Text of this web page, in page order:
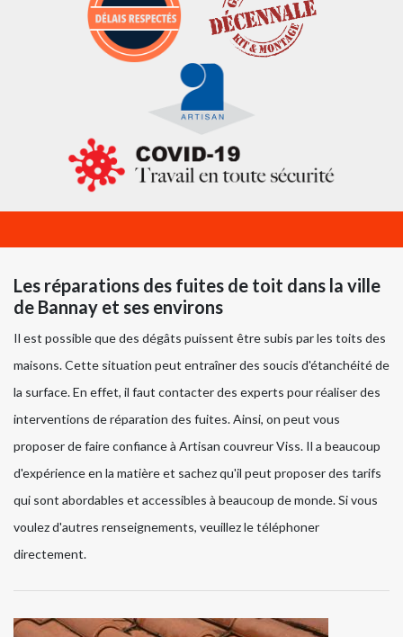
Les réparations des fuites de toit dans la ville
de Bannay et ses environs
Il est possible que des dégâts puissent être subis par les toits des
maisons. Cette situation peut entraîner des soucis d'étanchéité de
la surface. En effet, il faut contacter des experts pour réaliser des
interventions de réparation des fuites. Ainsi, on peut vous
proposer de faire confiance à Artisan couvreur Viss. Il a beaucoup
d'expérience en la matière et sachez qu'il peut proposer des tarifs
qui sont abordables et accessibles à beaucoup de monde. Si vous
voulez d'autres renseignements, veuillez le téléphoner
directement.